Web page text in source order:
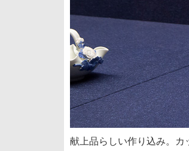
献上品らしい作り込み。